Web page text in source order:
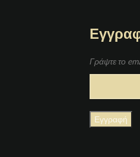
Γράψτε το